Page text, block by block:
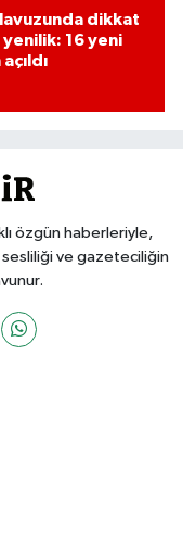
dikkat
yenilik: 16 yeni
özgün haberleriyle,
sesliliği ve gazeteciliğin